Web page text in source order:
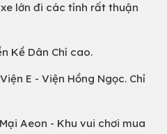
lớn đi các tỉnh rất thuận
Kề Dân Chí cao.
E - Viện Hồng Ngọc. Chỉ
Aeon - Khu vui chơi mua